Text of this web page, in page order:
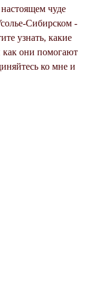
чуде
Сибирском -
узнать, какие
как они помогают
ко мне и